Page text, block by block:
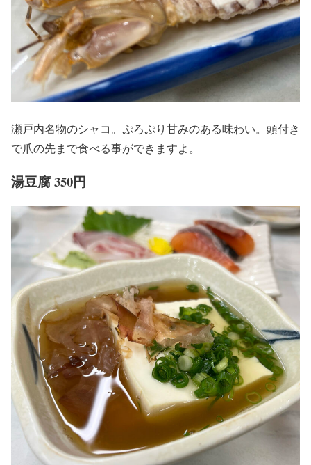
瀬戸内名物のシャコ。ぷろぷり甘みのある味わい。頭付き
で爪の先まで食べる事ができますよ。
湯豆腐 350円